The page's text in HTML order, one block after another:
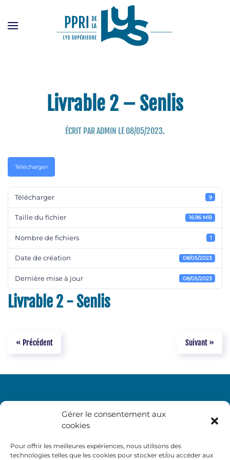
Gérer le consentement aux
cookies
Pour offrir les meilleures expériences, nous utilisons des
technologies telles que les cookies pour stocker et/ou accéder aux
Livrable 2 – Senlis
ÉCRIT PARADMIN LE08/05/2023.
Télécharger
Télécharger 9
Taille du fichier 16.96 MB
Nombre de fichiers 1
Date de création 08/05/2023
Dernière mise à jour 08/05/2023
Livrable 2 - Senlis
« Précédent Suivant »